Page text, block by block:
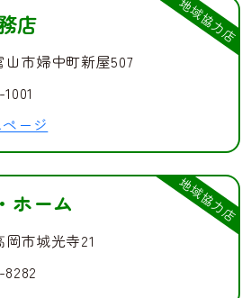
地域協力店
店
山市婦中町新屋507
ージ
地域協力店
ホーム
市城光寺21